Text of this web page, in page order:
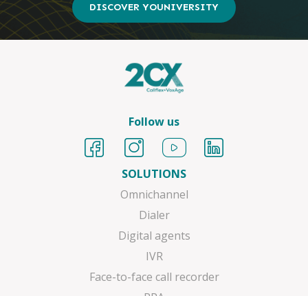
DISCOVER YOUNIVERSITY
Follow us
SOLUTIONS
Omnichannel
Dialer
Digital agents
IVR
Face-to-face call recorder